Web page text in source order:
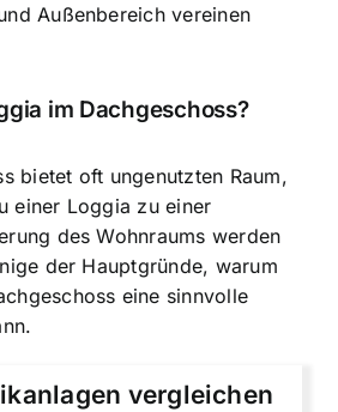
Außenbereich vereinen
im Dachgeschoss?
bietet oft ungenutzten Raum,
einer Loggia zu einer
des Wohnraums werden
der Hauptgründe, warum
eine sinnvolle
vergleichen